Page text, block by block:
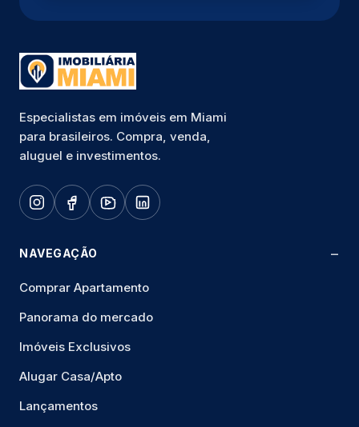
Especialistas em imóveis em Miami
para brasileiros. Compra, venda,
aluguel e investimentos.
NAVEGAÇÃO
Comprar Apartamento
Panorama do mercado
Imóveis Exclusivos
Alugar Casa/Apto
Lançamentos